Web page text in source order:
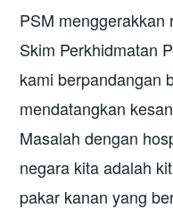
PSM menggerakkan
Skim Perkhidmatan
kami berpandangan
mendatangkan
Masalah dengan
negara kita adalah
pakar kanan yang